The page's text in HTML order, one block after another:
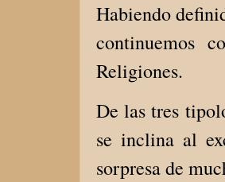
Habiendo
continuemos
Religiones.
De las tres
se inclina al
sorpresa de